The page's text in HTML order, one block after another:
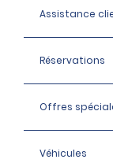
Assistance
Réservations
Offres
Véhicules